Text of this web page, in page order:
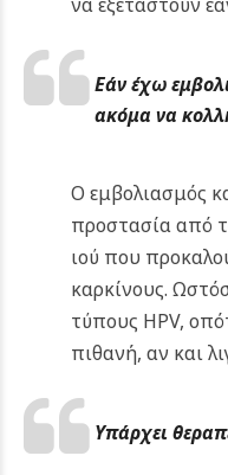
Εάν έχω
ακόμα να
Ο εμβολιασμός
προστασία από
ιού που
καρκίνους.
τύπους HPV,
πιθανή, αν και
Υπάρχει